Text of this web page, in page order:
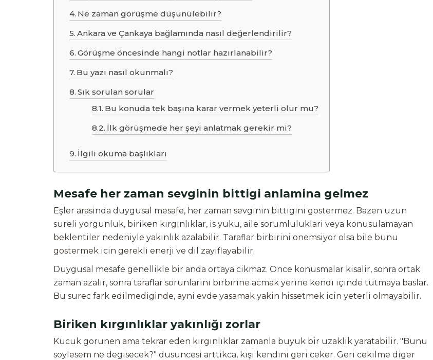
Ne zaman görüşme düşünülebilir?
Ankara ve Çankaya bağlamında nasıl değerlendirilir?
Görüşme öncesinde hangi notlar hazırlanabilir?
Bu yazı nasıl okunmalı?
Sık sorulan sorular
Bu konuda tek başına karar vermek yeterli olur mu?
İlk görüşmede her şeyi anlatmak gerekir mi?
İlgili okuma başlıkları
Mesafe her zaman sevginin bittigi anlamina gelmez
Eşler arasinda duygusal mesafe, her zaman sevginin bittigini gostermez. Bazen uzun
sureli yorgunluk, biriken kırgınlıklar, is yuku, aile sorumluluklari veya konusulamayan
beklentiler nedeniyle yakınlık azalabilir. Taraflar birbirini onemsiyor olsa bile bunu
gostermek icin gerekli enerji ve dil zayiflayabilir.
Duygusal mesafe genellikle bir anda ortaya cikmaz. Once konusmalar kisalir, sonra ortak
zaman azalir, sonra taraflar sorunlarini birbirine acmak yerine kendi içinde tutmaya baslar.
Bu surec fark edilmediginde, ayni evde yasamak yakin hissetmek icin yeterli olmayabilir.
Biriken kırgınlıklar yakınlığı zorlar
Kucuk gorunen ama tekrar eden kırgınlıklar zamanla buyuk bir uzaklik yaratabilir. "Bunu
soylesem ne degisecek?" dusuncesi arttikca, kişi kendini geri ceker. Geri cekilme diger